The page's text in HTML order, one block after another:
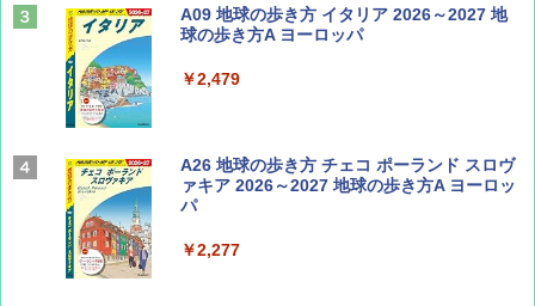
山と溪谷 2026年8月号「南アルプス大全」
Coyote No.89 特集 星野道夫 夢見る旅
￥1,540
A09 地球の歩き方 イタリア 2026～2027 地
球の歩き方A ヨーロッパ
￥2,479
A26 地球の歩き方 チェコ ポーランド スロヴ
ァキア 2026～2027 地球の歩き方A ヨーロッ
パ
￥2,277